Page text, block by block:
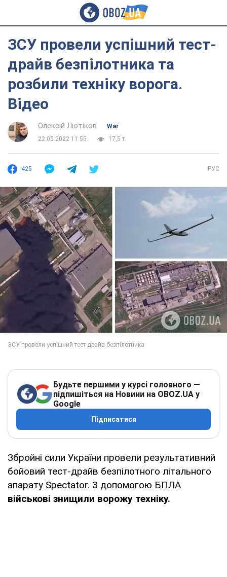
ЗСУ провели успішний тест-
драйв безпілотника та
розбили техніку ворога.
Відео
Олексій Лютіков
War
22.05.2022 11:55
17,5 т.
425 РУС
Будьте першими у курсі головного —
підпишіться на Новини на OBOZ.UA у
Google
Підписатися
Збройні сили України провели результативний
бойовий тест-драйв безпілотного літального
апарату Spectator. З допомогою БПЛА
військові знищили ворожу техніку.